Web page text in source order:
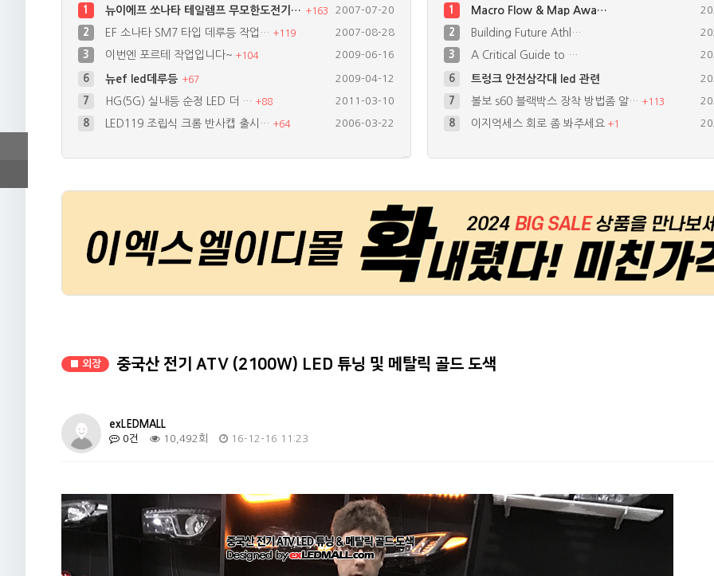
7 HG(5G) 실내등 순정 LED 더 … 2011-03-10
8 LED119 조립식 크롬 반사캡 출시… 2006-03-22
9 볼보 s60 블랙박스 장착 방법좀 알…+113 2022-06-02
5 뉴EF 면발광 + LED 테일램프 자…+100 2010-02-04
2009-04-12
1 뉴이에프 쏘나타 테일렘프 무모한도전기… +163 2007-07-20
2 EF 소나타 SM7 타입 데루등 작업… +119 2007-08-28
3 이번엔 포르테 작업입니다~ +104 2009-06-16
7 볼보 s60 블랙박스 장착 방법좀 알…
8 이지억세스 회로 좀 봐주세요+1
9 광고) 스타렉스 차량시트 교체+
5 Online Slots: The Ri…
1 Macro Flow & Map Awa…
2 Building Future Athl…
3 A Critical Guide to …
■ 외장 중국산 전기 ATV (2100W) LED 튜닝 및 메탈릭 골드 도색
exLEDMALL
0건
10,492회 16-12-16 11:23